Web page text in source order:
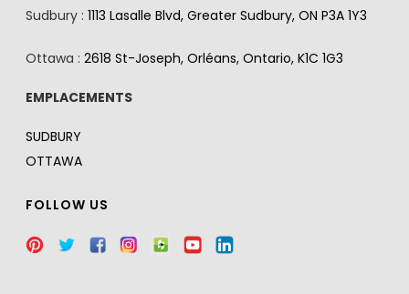
Sudbury :1113 Lasalle Blvd, Greater Sudbury, ON P3A 1Y3
Ottawa :2618 St-Joseph, Orléans, Ontario, K1C 1G3
EMPLACEMENTS
SUDBURY
OTTAWA
FOLLOW US